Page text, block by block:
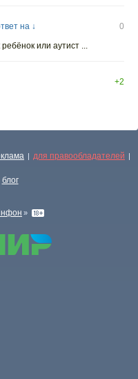
на ↓
0
или аутист ...
+2
| для правообладателей |
блог
»